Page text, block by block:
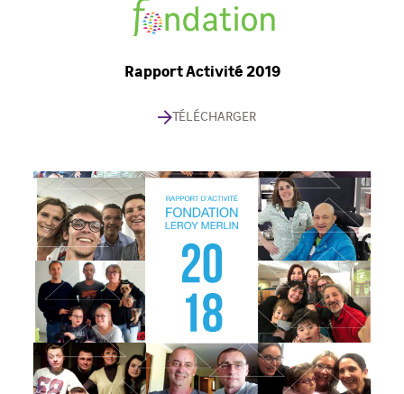
Rapport Activité 2019
TÉLÉCHARGER